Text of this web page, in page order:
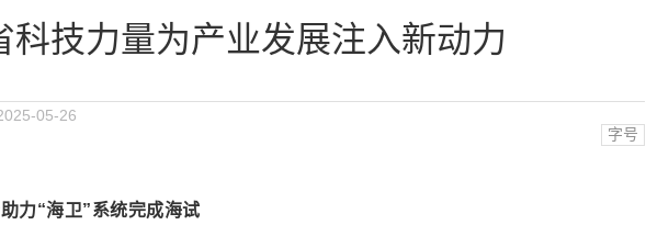
科技力量为产业发展注入新动力
05-26
字号
力“海卫”系统完成海试